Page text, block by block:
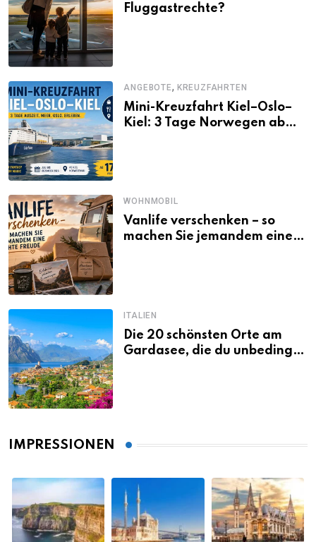
Fluggastrechte?
ANGEBOTE, KREUZFAHRTEN
Mini-Kreuzfahrt Kiel–Oslo–
Kiel: 3 Tage Norwegen ab
WOHNMOBIL
Vanlife verschenken – so
machen Sie jemandem eine
ITALIEN
Die 20 schönsten Orte am
Gardasee, die du unbedingt
IMPRESSIONEN